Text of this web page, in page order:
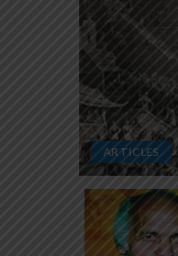
ARTICLES